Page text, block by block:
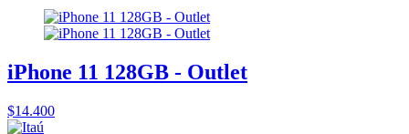
iPhone 11 128GB - Outlet
$14.400